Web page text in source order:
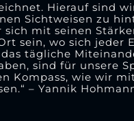
Hierauf sind
Sichtweisen zu
mit seinen
sein, wo sich jeder
tägliche
sind für unsere
Kompass, wie wir
– Yannik